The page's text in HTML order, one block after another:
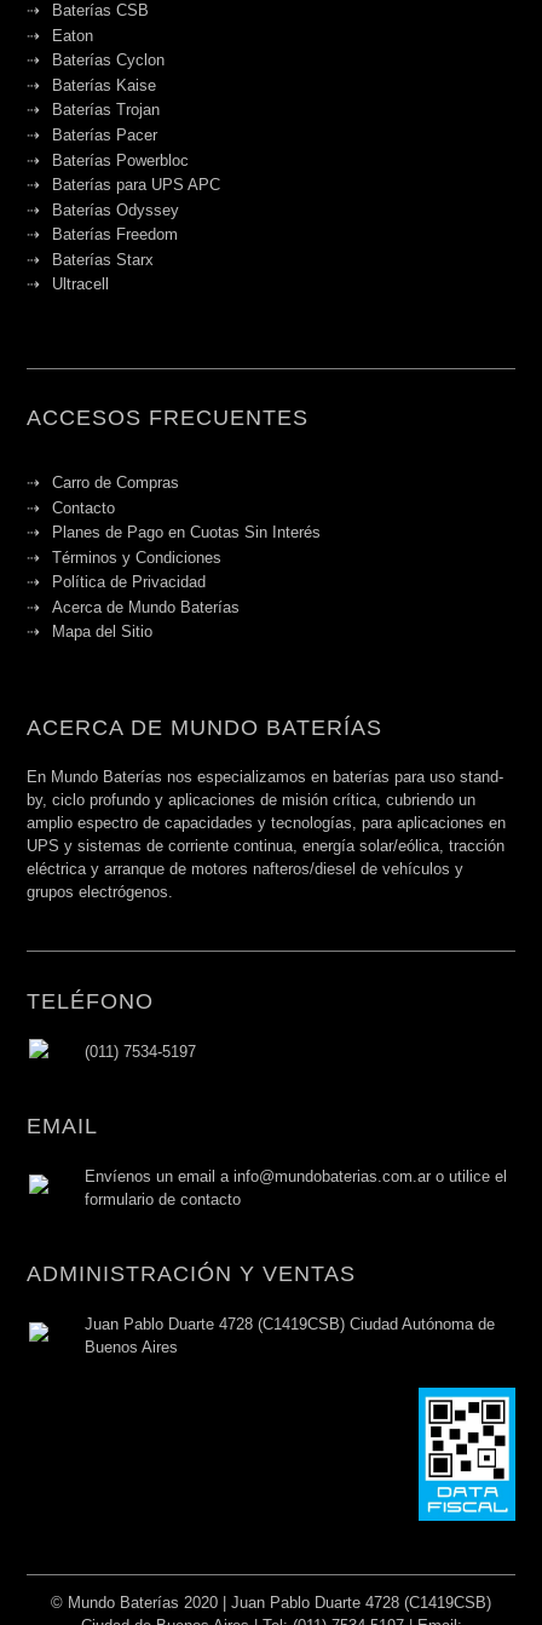
Baterías CSB
Eaton
Baterías Cyclon
Baterías Kaise
Baterías Trojan
Baterías Pacer
Baterías Powerbloc
Baterías para UPS APC
Baterías Odyssey
Baterías Freedom
Baterías Starx
Ultracell
ACCESOS FRECUENTES
Carro de Compras
Contacto
Planes de Pago en Cuotas Sin Interés
Términos y Condiciones
Política de Privacidad
Acerca de Mundo Baterías
Mapa del Sitio
ACERCA DE MUNDO BATERÍAS
En Mundo Baterías nos especializamos en baterías para uso stand-
by, ciclo profundo y aplicaciones de misión crítica, cubriendo un
amplio espectro de capacidades y tecnologías, para aplicaciones en
UPS y sistemas de corriente continua, energía solar/eólica, tracción
eléctrica y arranque de motores nafteros/diesel de vehículos y
grupos electrógenos.
TELÉFONO
(011) 7534-5197
EMAIL
Envíenos un email a info@mundobaterias.com.ar o utilice el
formulario de contacto
ADMINISTRACIÓN Y VENTAS
Juan Pablo Duarte 4728 (C1419CSB) Ciudad Autónoma de
Buenos Aires
© Mundo Baterías 2020 | Juan Pablo Duarte 4728 (C1419CSB)